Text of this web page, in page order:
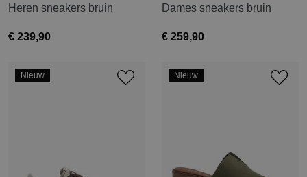
Heren sneakers bruin
€ 239,90
Dames sneakers bruin
€ 259,90
Nieuw Nieuw